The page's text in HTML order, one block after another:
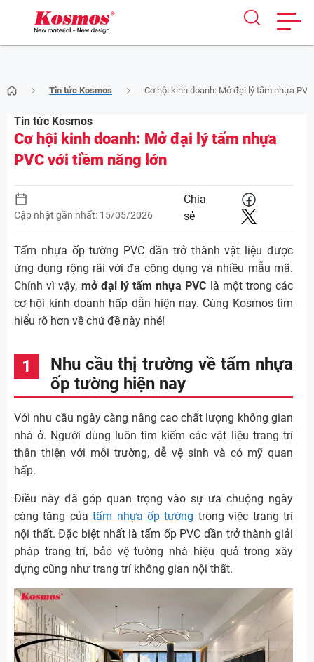
to
content
Tin tức Kosmos Cơ hội kinh doanh: Mở đại lý tấm nhựa
Tin tức Kosmos
Cơ hội kinh doanh: Mở đại lý tấm nhựa
PVC với tiềm năng lớn
Cập nhật gần nhất: 15/05/2026
Chia
sẻ
Tấm nhựa ốp tường PVC dần trở thành vật liệu được
ứng dụng rộng rãi với đa công dụng và nhiều mẫu mã.
Chính vì vậy, mở đại lý tấm nhựa PVC là một trong các
cơ hội kinh doanh hấp dẫn hiện nay. Cùng Kosmos tìm
hiểu rõ hơn về chủ đề này nhé!
Nhu cầu thị trường về tấm nhựa
ốp tường hiện nay
Với nhu cầu ngày càng nâng cao chất lượng không gian
nhà ở. Người dùng luôn tìm kiếm các vật liệu trang trí
thân thiện với môi trường, dễ vệ sinh và có mỹ quan
hấp.
Điều này đã góp quan trọng vào sự ưa chuộng ngày
càng tăng củatấm nhựa ốp tường trong việc trang trí
nội thất. Đặc biệt nhất là tấm ốp PVC dần trở thành giải
pháp trang trí, bảo vệ tường nhà hiệu quả trong xây
dựng cũng như trang trí không gian nội thất.